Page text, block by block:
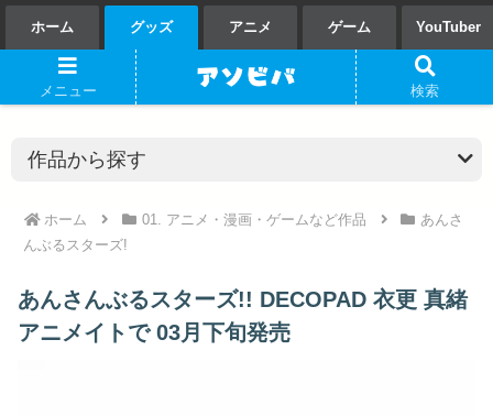
ホーム グッズ アニメ ゲーム YouTuber
ホーム 01. アニメ・漫画・ゲームなど作品
あんさ
んぶるスターズ!
あんさんぶるスターズ!! DECOPAD 衣更 真緒
アニメイトで 03月下旬発売
メニュー 検索